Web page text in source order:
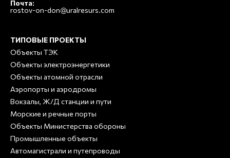
Почта:
rostov-on-don@uralresurs.com
ТИПОВЫЕ ПРОЕКТЫ
Объекты ТЭК
Объекты электроэнергетики
Объекты атомной отрасли
Аэропорты и аэродромы
Вокзалы, Ж/Д станции и пути
Морские и речные порты
Объекты Министерства обороны
Промышленные объекты
Автомагистрали и путепроводы